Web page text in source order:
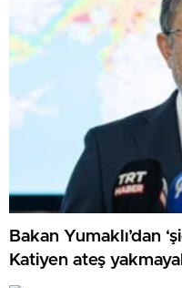
Bakan Yumaklı’dan
Katiyen ateş